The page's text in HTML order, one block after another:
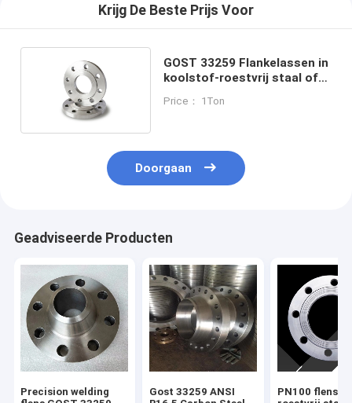
Krijg De Beste Prijs Voor
GOST 33259 Flankelassen in
koolstof-roestvrij staal of
Price： 1Ton
Doorgaan
Geadviseerde Producten
Precision welding
Gost 33259 ANSI
PN100 flens